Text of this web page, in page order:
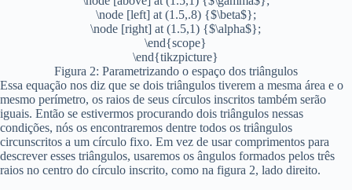
\node [left] at (1.5,.8) {$\beta$};
\node [right] at (1.5,1) {$\alpha$};
\end{scope}
\end{tikzpicture}
Figura 2: Parametrizando o espaço dos triângulos
Essa equação nos diz que se dois triângulos tiverem a mesma área e o
mesmo perímetro, os raios de seus círculos inscritos também serão
iguais. Então se estivermos procurando dois triângulos nessas
condições, nós os encontraremos dentre todos os triângulos
circunscritos a um círculo fixo. Em vez de usar comprimentos para
descrever esses triângulos, usaremos os ângulos formados pelos três
raios no centro do círculo inscrito, como na figura 2, lado direito.